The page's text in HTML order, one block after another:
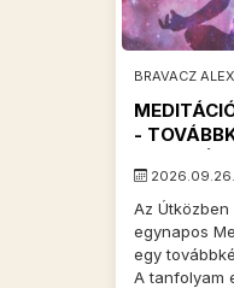
BRAVACZ
-
Az
egynapos
egy
A tanfolyam